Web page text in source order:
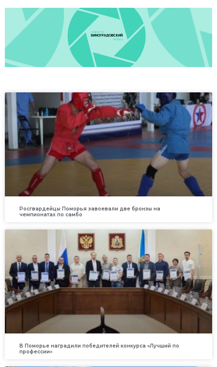
Росгвардейцы Поморья завоевали две бронзы на
чемпионатах по самбо
В Поморье наградили победителей конкурса «Лучший по
профессии»